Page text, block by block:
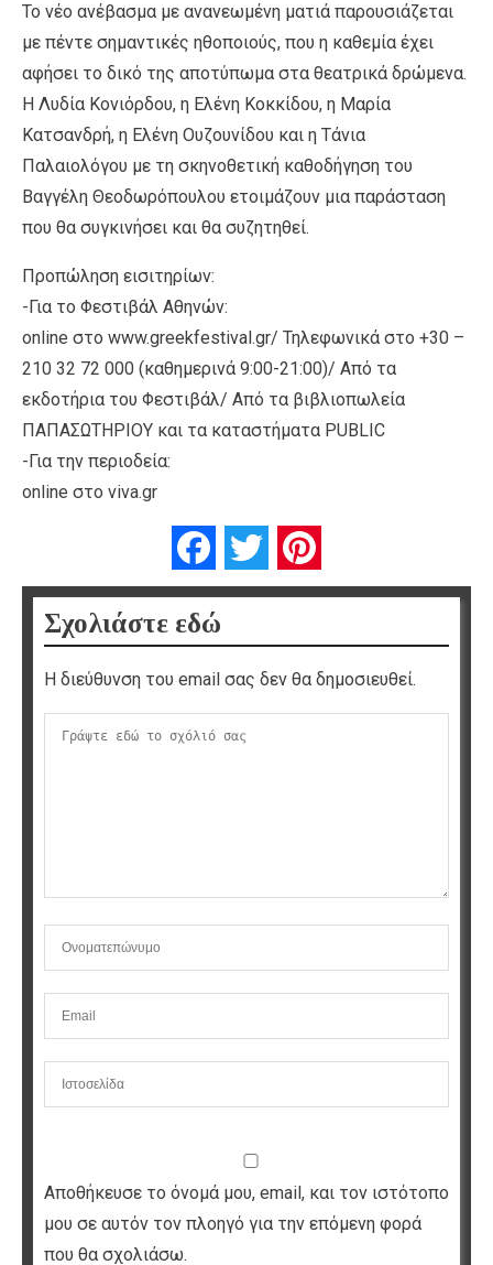
Το νέο ανέβασμα με ανανεωμένη ματιά παρουσιάζεται
με πέντε σημαντικές ηθοποιούς, που η καθεμία έχει
αφήσει το δικό της αποτύπωμα στα θεατρικά δρώμενα.
Η Λυδία Κονιόρδου, η Ελένη Κοκκίδου, η Μαρία
Κατσανδρή, η Ελένη Ουζουνίδου και η Τάνια
Παλαιολόγου με τη σκηνοθετική καθοδήγηση του
Βαγγέλη Θεοδωρόπουλου ετοιμάζουν μια παράσταση
που θα συγκινήσει και θα συζητηθεί.
Προπώληση εισιτηρίων:
-Για το Φεστιβάλ Αθηνών:
online στο www.greekfestival.gr/ Τηλεφωνικά στο +30 –
210 32 72 000 (καθημερινά 9:00-21:00)/ Από τα
εκδοτήρια του Φεστιβάλ/ Από τα βιβλιοπωλεία
ΠΑΠΑΣΩΤΗΡΙΟΥ και τα καταστήματα PUBLIC
-Για την περιοδεία:
online στο viva.gr
FacebookTwitter
Σχολιάστε εδώ
Η διεύθυνση του email σας δεν θα δημοσιευθεί.
Αποθήκευσε το όνομά μου, email, και τον ιστότοπο
μου σε αυτόν τον πλοηγό για την επόμενη φορά
που θα σχολιάσω.